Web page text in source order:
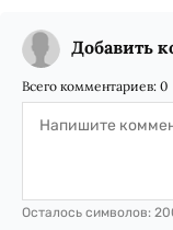
Добавить
Всего комментариев: 0
Осталось символов: